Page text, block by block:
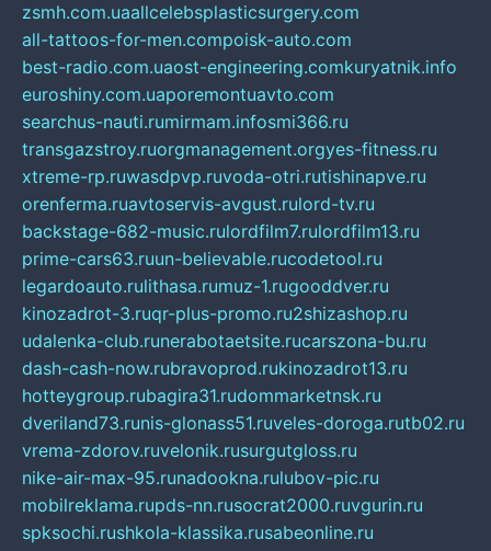
zsmh.com.uaallcelebsplasticsurgery.com
all-tattoos-for-men.compoisk-auto.com
best-radio.com.uaost-engineering.comkuryatnik.info
euroshiny.com.uaporemontuavto.com
searchus-nauti.rumirmam.infosmi366.ru
transgazstroy.ruorgmanagement.orgyes-fitness.ru
xtreme-rp.ruwasdpvp.ruvoda-otri.rutishinapve.ru
orenferma.ruavtoservis-avgust.rulord-tv.ru
backstage-682-music.rulordfilm7.rulordfilm13.ru
prime-cars63.ruun-believable.rucodetool.ru
legardoauto.rulithasa.rumuz-1.rugooddver.ru
kinozadrot-3.ruqr-plus-promo.ru2shizashop.ru
udalenka-club.runerabotaetsite.rucarszona-bu.ru
dash-cash-now.rubravoprod.rukinozadrot13.ru
hotteygroup.rubagira31.rudommarketnsk.ru
dveriland73.runis-glonass51.ruveles-doroga.rutb02.ru
vrema-zdorov.ruvelonik.rusurgutgloss.ru
nike-air-max-95.runadookna.rulubov-pic.ru
mobilreklama.rupds-nn.rusocrat2000.ruvgurin.ru
spksochi.rushkola-klassika.rusabeonline.ru